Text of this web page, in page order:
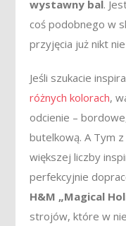
wystawny bal.
coś podobnego w
przyjęcia już nikt
Jeśli szukacie
różnych kolorach,
odcienie –
butelkową. A Tym
większej liczby
perfekcyjnie
H&M „Magical
strojów, które w